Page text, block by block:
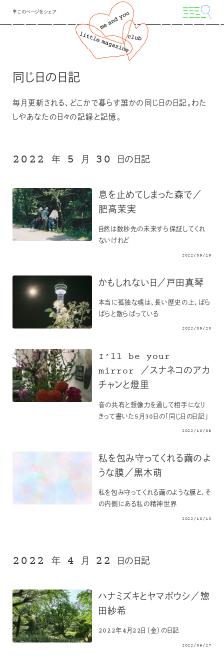
💐このページをシェア
同じ日の日記
毎月更新される、どこかで暮らす誰かの同じ日の日記。わた
しやあなたの日々の記録と記憶。
2022 年 5 月 30 日の日記
息を止めてしまった森で／
肥髙茉実
自然は数秒先の未来すら保証してくれ
ないけれど
2022/09/19
かもしれない日／戸田真琴
本当に孤独な魂は、長い歴史の上、ばら
ばらと散らばっている
2022/09/20
I’ll be your
mirror ／スナネコのアカ
チャンと燈里
音の共有と想像力を通して相手になり
きって書いた5月30日の「同じ日の日記」
2022/10/06
私を包み守ってくれる繭のよ
うな膜／黒木萌
私を包み守ってくれる繭のような膜と、そ
の内側にある私の精神世界
2022/10/13
2022 年 4 月 22 日の日記
ハナミズキとヤマボウシ／惣
田紗希
2022年4月22日（金）の日記
2022/06/27